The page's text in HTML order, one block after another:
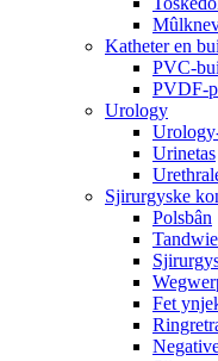
Katheter en
PVC-
PVDF-
Urology
Urinetas
Sjirurgyske
Polsbân
Fet